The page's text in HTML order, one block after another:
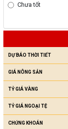
Chưa tốt
DỰ BÁO THỜI TIẾT
GIÁ NÔNG SẢN
TỶ GIÁ VÀNG
TỶ GIÁ NGOẠI TỆ
CHỨNG KHOÁN